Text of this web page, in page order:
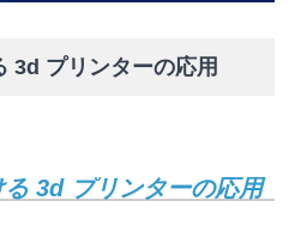
3d プリンターの応用
3d プリンターの応用